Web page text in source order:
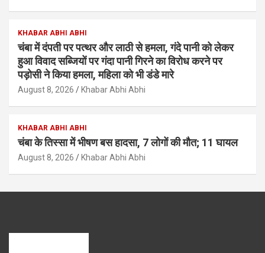
KHABAR ABHI ABHI
चंबा में दंपती पर पत्थर और लाठी से हमला, गंदे पानी को लेकर
हुआ विवाद सब्जियों पर गंदा पानी गिरने का विरोध करने पर
पड़ोसी ने किया हमला, महिला को भी डंडे मारे
August 8, 2026 Khabar Abhi Abhi
KHABAR ABHI ABHI
चंबा के तिस्सा में भीषण बस हादसा, 7 लोगों की मौत; 11 घायल
August 8, 2026 Khabar Abhi Abhi